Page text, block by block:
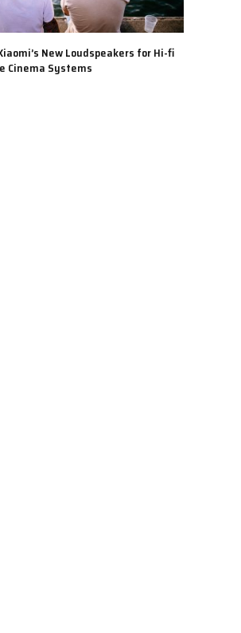
New Loudspeakers for Hi-fi
Cinema Systems